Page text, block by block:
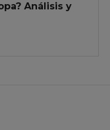
Análisis y